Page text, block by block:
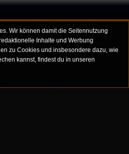
Wir können damit die Seitennutzung
Inhalte und Werbung
zu Cookies und insbesondere dazu, wie
kannst, findest du in unseren